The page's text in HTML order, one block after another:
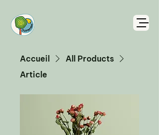
Accueil
All Products
Article